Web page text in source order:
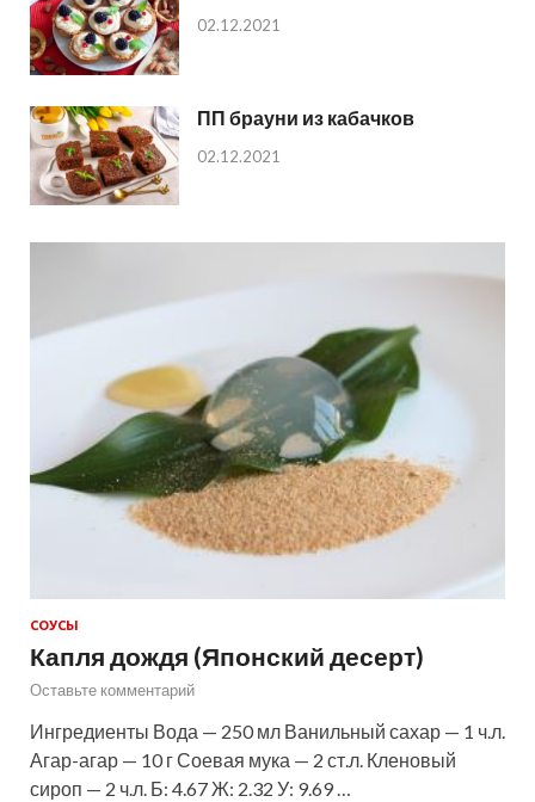
02.12.2021
ПП брауни из кабачков
02.12.2021
СОУСЫ
Капля дождя (Японский десерт)
Оставьте комментарий
Ингредиенты Вода — 250 мл Ванильный сахар — 1 ч.л.
Агар-агар — 10 г Соевая мука — 2 ст.л. Кленовый
сироп — 2 ч.л. Б: 4.67 Ж: 2.32 У: 9.69 …